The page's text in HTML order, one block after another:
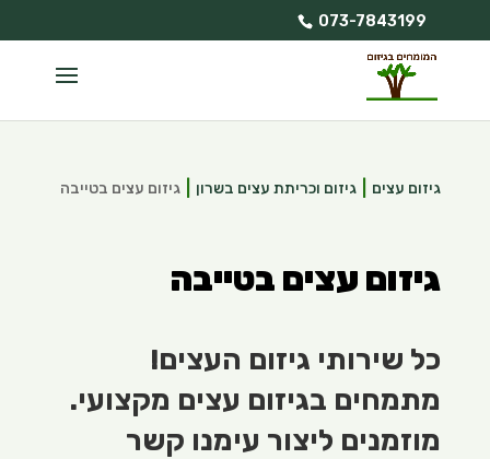
073-7843199
גיזום עצים גיזום וכריתת עצים בשרון גיזום עצים בטייבה
גיזום עצים בטייבה
כל שירותי גיזום העצים!
מתמחים בגיזום עצים מקצועי.
מוזמנים ליצור עימנו קשר